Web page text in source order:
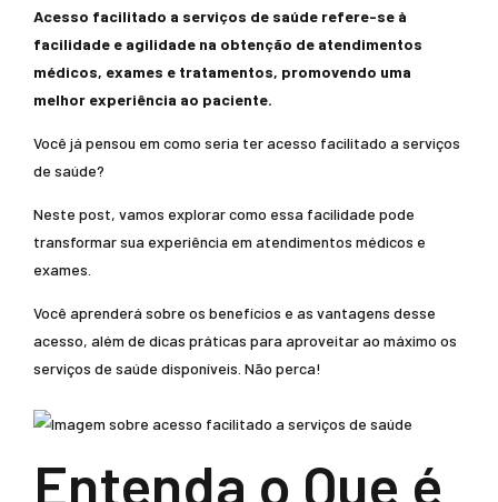
Acesso facilitado a serviços de saúde refere-se à
facilidade e agilidade na obtenção de atendimentos
médicos, exames e tratamentos, promovendo uma
melhor experiência ao paciente.
Você já pensou em como seria ter acesso facilitado a serviços
de saúde?
Neste post, vamos explorar como essa facilidade pode
transformar sua experiência em atendimentos médicos e
exames.
Você aprenderá sobre os benefícios e as vantagens desse
acesso, além de dicas práticas para aproveitar ao máximo os
serviços de saúde disponíveis. Não perca!
Entenda o Que é